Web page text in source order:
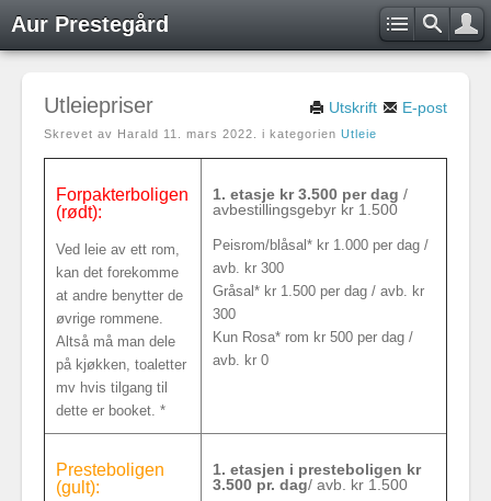
Aur Prestegård
E-post
Utskrift
Utleiepriser
Skrevet av Harald 11. mars 2022 . i kategorien Utleie
Forpakterboligen
(rødt):
Ved leie av ett rom,
kan det forekomme
at andre benytter de
øvrige rommene.
Altså må man dele
på kjøkken, toaletter
mv hvis tilgang til
dette er booket. *
1. etasje kr 3.500 per dag /
avbestillingsgebyr kr 1.500
Peisrom/blåsal* kr 1.000 per dag /
avb. kr 300
Gråsal* kr 1.500 per dag / avb. kr
300
Kun Rosa* rom kr 500 per dag /
avb. kr 0
Presteboligen
(gult):
1. etasjen i presteboligen kr
3.500 pr. dag/ avb. kr 1.500